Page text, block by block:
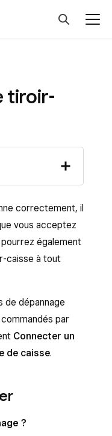
tiroir-
correctement, il
vous acceptez
également
caisse à tout
de dépannage
par
Connecter un
de caisse.
?